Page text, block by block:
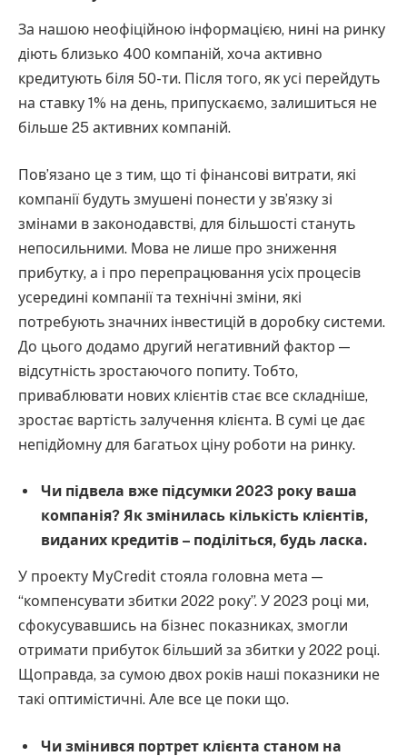
За нашою неофіційною інформацією, нині на ринку
діють близько 400 компаній, хоча активно
кредитують біля 50-ти. Після того, як усі перейдуть
на ставку 1% на день, припускаємо, залишиться не
більше 25 активних компаній.
Пов’язано це з тим, що ті фінансові витрати, які
компанії будуть змушені понести у зв’язку зі
змінами в законодавстві, для більшості стануть
непосильними. Мова не лише про зниження
прибутку, а і про перепрацювання усіх процесів
усередині компанії та технічні зміни, які
потребують значних інвестицій в доробку системи.
До цього додамо другий негативний фактор —
відсутність зростаючого попиту. Тобто,
приваблювати нових клієнтів стає все складніше,
зростає вартість залучення клієнта. В сумі це дає
непідйомну для багатьох ціну роботи на ринку.
Чи підвела вже підсумки 2023 року ваша
компанія? Як змінилась кількість клієнтів,
виданих кредитів – поділіться, будь ласка.
У проекту MyCredit стояла головна мета —
“компенсувати збитки 2022 року”. У 2023 році ми,
сфокусувавшись на бізнес показниках, змогли
отримати прибуток більший за збитки у 2022 році.
Щоправда, за сумою двох років наші показники не
такі оптимістичні. Але все це поки що.
Чи змінився портрет клієнта станом на